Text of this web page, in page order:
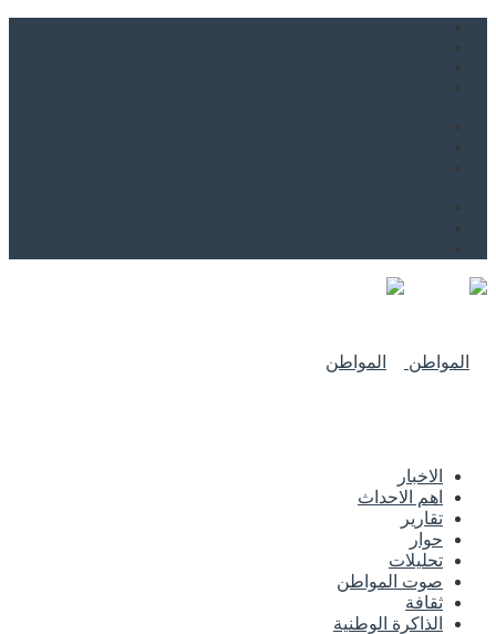
الاخبار
اهم الاحداث
تقارير
حوار
تحليلات
صوت المواطن
ثقافة
الذاكرة الوطنية